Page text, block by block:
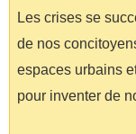
Les crises se
de nos
espaces urbains
pour inventer de